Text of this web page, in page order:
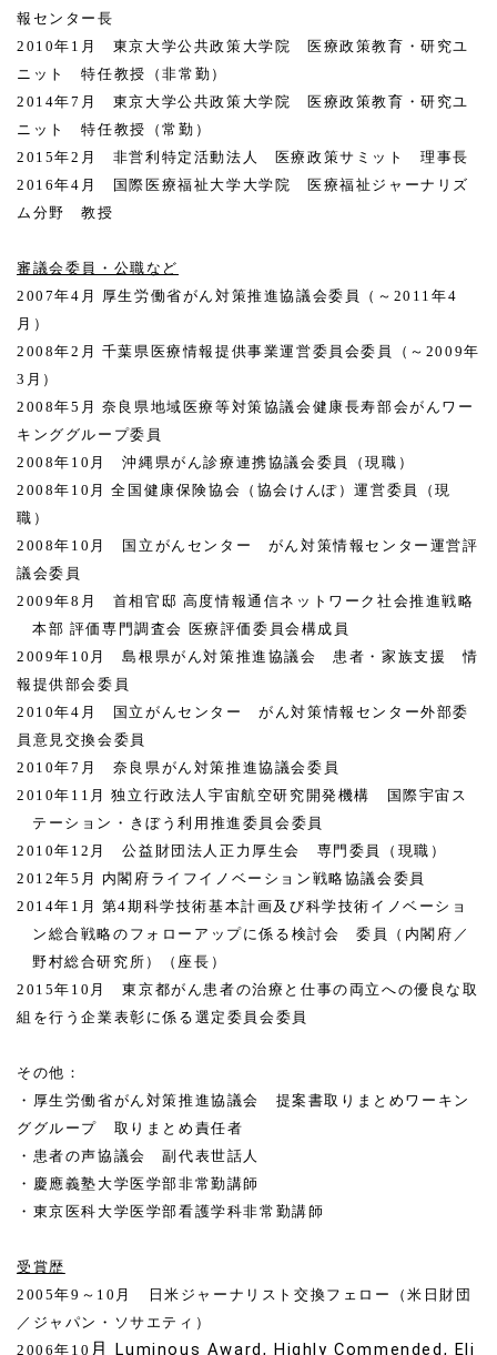
報センター長
2010年 1 月 東京大学公共政策大学院 医療政策教育・研究ユ
ニット 特任教授（非常勤）
2014年7 月 東京大学公共政策大学院 医療政策教育・研究ユ
ニット 特任教授（常勤）
2015年2 月 非営利特定活動法人 医療政策サミット 理事長
2016年4 月 国際医療福祉大学大学院 医療福祉ジャーナリズ
ム分野 教授
審議会委員・公職など
2007年4 月 厚生労働省がん対策推進協議会委員（～ 2011年4
月）
2008年2 月 千葉県医療情報提供事業運営委員会委員（～ 2009年
3 月）
2008年5 月 奈良県地域医療等対策協議会健康長寿部会がんワー
キンググループ委員
2008年 10 月 沖縄県がん診療連携協議会委員（現職）
2008年 10 月全国健康保険協会（協会けんぽ）運営委員（現
職）
2008年 10 月 国立がんセンター がん対策情報センター運営評
議会委員
2009年8 月 首相官邸 高度情報通信ネットワーク社会推進戦略
本部 評価専門調査会 医療評価委員会構成員
2009年 10 月 島根県がん対策推進協議会 患者・家族支援 情
報提供部会委員
2010年4 月 国立がんセンター がん対策情報センター外部委
員意見交換会委員
2010年7 月 奈良県がん対策推進協議会委員
2010年 11 月独立行政法人宇宙航空研究開発機構 国際宇宙ス
テーション・きぼう利用推進委員会委員
2010年 12 月 公益財団法人正力厚生会 専門委員（現職）
2012年5 月 内閣府ライフイノベーション戦略協議会委員
2014年 1 月 第4期科学技術基本計画及び科学技術イノベーショ
ン総合戦略のフォローアップに係る検討会 委員（内閣府／
野村総合研究所）（座長）
2015年 10 月 東京都がん患者の治療と仕事の両立への優良な取
組を行う企業表彰に係る選定委員会委員
その他：
・厚生労働省がん対策推進協議会 提案書取りまとめワーキン
ググループ 取りまとめ責任者
・患者の声協議会 副代表世話人
・慶應義塾大学医学部非常勤講師
・東京医科大学医学部看護学科非常勤講師
受賞歴
2005年9 ～ 10 月 日米ジャーナリスト交換フェロー（米日財団
／ジャパン・ソサエティ）
2006年 10 月Luminous Award, Highly Commended, Eli